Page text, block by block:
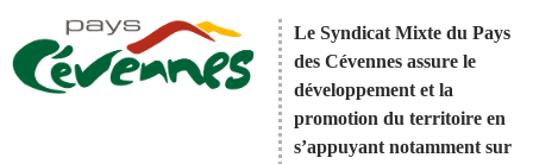
Le Syndicat Mixte du Pays
des Cévennes assure le
développement et la
promotion du territoire en
s’appuyant notamment sur